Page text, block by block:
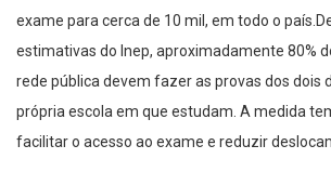
exame para cerca de 10 mil, em todo o
estimativas do Inep, aproximadamente 80%
rede pública devem fazer as provas dos dois
própria escola em que estudam. A medida
facilitar o acesso ao exame e reduzir